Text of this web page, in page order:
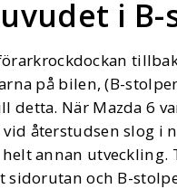
i B-
på bilen, (B-
När Mazda 6
återstudsen slog i
annan
och B-